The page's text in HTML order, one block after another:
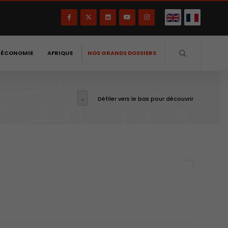
AFRIQUE NOS GRANDS DOSSIERS
Défiler vers le bas pour découvrir